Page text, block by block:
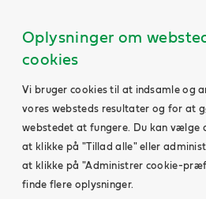
Oplysninger om
cookies
Vi bruger cookies til at indsamle og
vores websteds resultater og for at
webstedet at fungere. Du kan vælge
at klikke på "Tillad alle" eller
at klikke på "Administrer cookie-
finde flere oplysninger.